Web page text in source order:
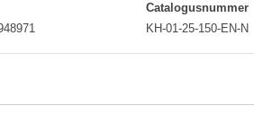
Catalogusnummer
KH-01-25-150-EN-N